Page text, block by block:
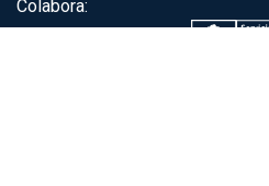
Colabora: